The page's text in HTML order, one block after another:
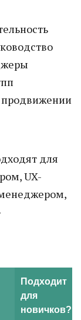
продвижении
для
UX-
Подходит
для
новичков?